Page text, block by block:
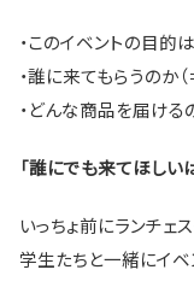
・このイベントの目的
・誰に来てもらうのか（
・どんな商品を届ける
「誰にでも来てほしい
いっちょ前にランチェ
学生たちと一緒にイベ